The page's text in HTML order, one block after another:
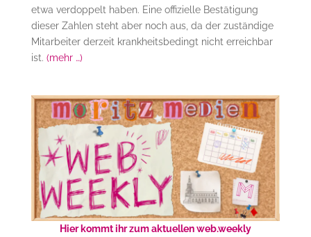
etwa verdoppelt haben. Eine offizielle Bestätigung
dieser Zahlen steht aber noch aus, da der zuständige
Mitarbeiter derzeit krankheitsbedingt nicht erreichbar
ist. (mehr …)
Hier kommt ihr zum aktuellen web.weekly